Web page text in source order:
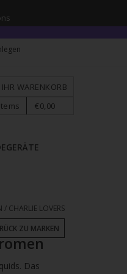
IHR WARENKORB
€0,00
/ CHARLIE LOVERS
ZU MARKEN
Das